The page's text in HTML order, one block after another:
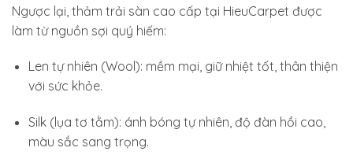
Ngược lại, thảm trải sàn cao cấp tại HieuCarpet được
làm từ nguồn sợi quý hiếm:
Len tự nhiên (Wool): mềm mại, giữ nhiệt tốt, thân thiện
với sức khỏe.
Silk (lụa tơ tằm): ánh bóng tự nhiên, độ đàn hồi cao,
màu sắc sang trọng.